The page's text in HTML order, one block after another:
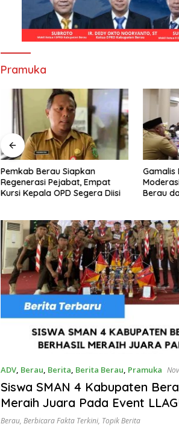
Pramuka
Pemkab Berau Siapkan
Regenerasi Pejabat, Empat
Kursi Kepala OPD Segera Diisi
Gamalis
Berau
ADV, Berau, Berita, Berita Berau, Pramuka
Siswa SMAN 4 Kabupaten
Meraih Juara Pada Event
Berau, Berbicara Fakta Terkini, Topik Berita